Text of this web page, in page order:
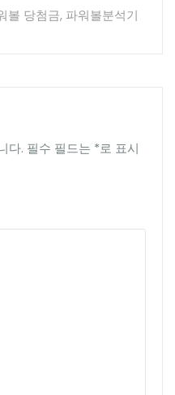
볼 당첨금, 파워볼분석기
다. 필수 필드는 *로 표시